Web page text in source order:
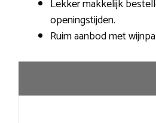
Lekker makkelijk
openingstijden.
Ruim aanbod met